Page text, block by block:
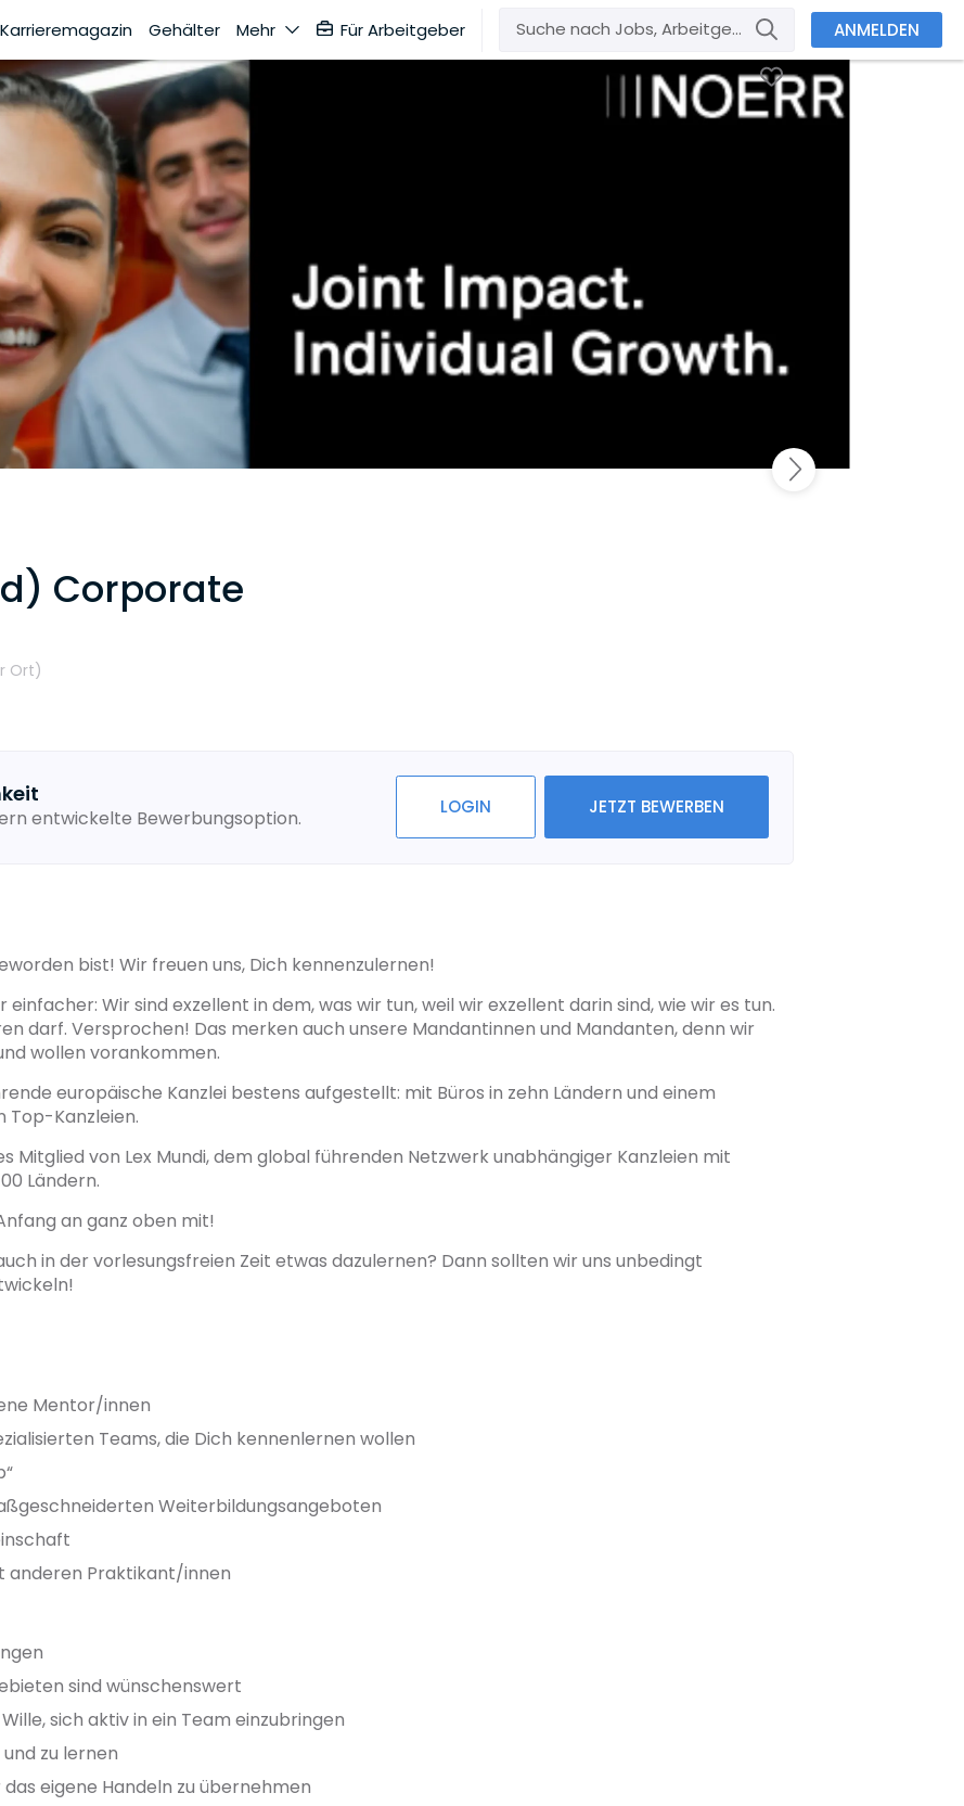
Karrieremagazin Gehälter Mehr Für Arbeitgeber ANMELDEN
Corporate
Ort)
entwickelte Bewerbungsoption. LOGIN JETZT BEWERBEN
bist! Wir freuen uns, Dich kennenzulernen!
Wir sind exzellent in dem, was wir tun, weil wir exzellent darin sind, wie wir es tun.
darf. Versprochen! Das merken auch unsere Mandantinnen und Mandanten, denn wir
wollen vorankommen.
europäische Kanzlei bestens aufgestellt: mit Büros in zehn Ländern und einem
Kanzleien.
Mitglied von Lex Mundi, dem global führenden Netzwerk unabhängiger Kanzleien mit
Ländern.
an ganz oben mit!
in der vorlesungsfreien Zeit etwas dazulernen? Dann sollten wir uns unbedingt
Mentor/innen
Teams, die Dich kennenlernen wollen
Weiterbildungsangeboten
anderen Praktikant/innen
sind wünschenswert
sich aktiv in ein Team einzubringen
zu lernen
eigene Handeln zu übernehmen